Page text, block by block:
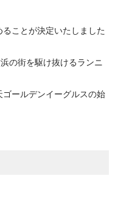
ことが決定いたしました
の街を駆け抜けるランニ
ールデンイーグルスの始